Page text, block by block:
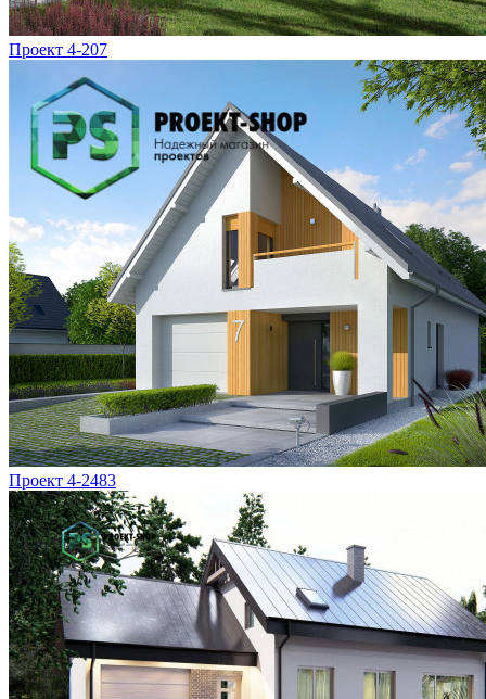
Проект 4-207
Проект 4-2483